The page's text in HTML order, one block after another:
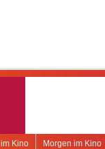
Morgen im Kino
Kino